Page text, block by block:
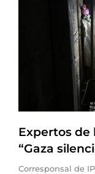
Expertos de
“Gaza
Corresponsal de